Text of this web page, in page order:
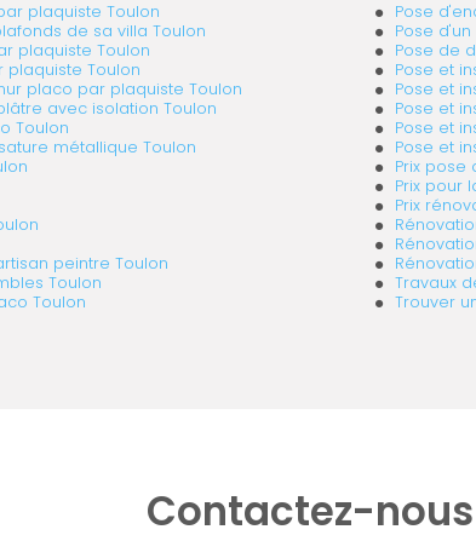
plaquiste Toulon
de sa villa Toulon
plaquiste Toulon
Toulon
placo par plaquiste Toulon
avec isolation Toulon
Toulon
métallique Toulon
peintre Toulon
Toulon
Toulon
Pose
Pose
Pose de
Pose et
Pose et
Pose et
Pose et
Pose et
Prix pose
Prix pour
Prix
Travaux
Trouver
Contactez-nous